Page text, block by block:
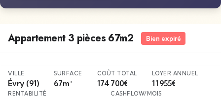
Appartement 3 pièces 67m2 Bien expiré
VILLE
Évry (91)
SURFACE
67m²
COÛT TOTAL
174 700€
LOYER ANNUEL
11 955€
RENTABILITÉ CASHFLOW/MOIS